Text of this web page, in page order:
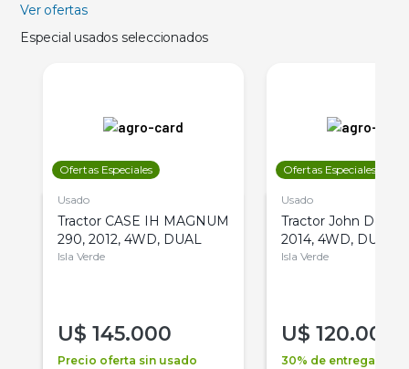
Ver ofertas
Especial usados seleccionados
Ofertas Especiales
Usado
Tractor CASE IH MAGNUM
290, 2012, 4WD, DUAL
Isla Verde
U$ 145.000
Precio oferta sin usado
Ofertas Especiales
Usado
Tractor John Deere
2014, 4WD, DUAL
Isla Verde
U$ 120.000
30% de entrega +